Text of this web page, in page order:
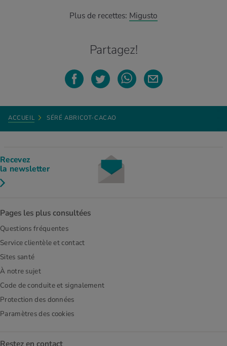
Plus de recettes: Migusto
Partagez!
ACCUEIL SÉRÉ ABRICOT-CACAO
Recevez
la newsletter
Pages les plus consultées
Questions fréquentes
Service clientèle et contact
Sites santé
À notre sujet
Code de conduite et signalement
Protection des données
Paramètres des cookies